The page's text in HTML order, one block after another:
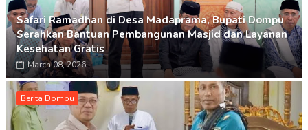
Safari Ramadhan di Desa Madaprama, Bupati Dompu
Serahkan Bantuan Pembangunan Masjid dan Layanan
Kesehatan Gratis
March 08, 2026
Berita Dompu